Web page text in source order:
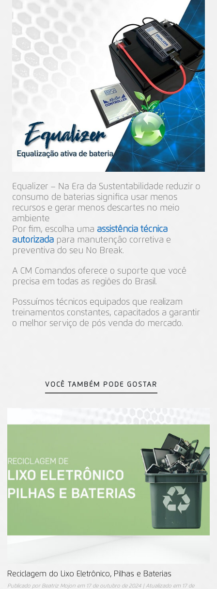
Equalizer – Na Era da Sustentabilidade reduzir o
consumo de baterias significa usar menos
recursos e gerar menos descartes no meio
ambiente
Por fim, escolha uma assistência técnica
autorizada para manutenção corretiva e
preventiva do seu No Break.
A CM Comandos oferece o suporte que você
precisa em todas as regiões do Brasil.
Possuímos técnicos equipados que realizam
treinamentos constantes, capacitados a garantir
o melhor serviço de pós venda do mercado.
VOCÊ TAMBÉM PODE GOSTAR
Reciclagem do Lixo Eletrônico, Pilhas e Baterias
Publicado por Beatriz Mojon em 17 de outubro de 2024 | Atualizado em 17 de